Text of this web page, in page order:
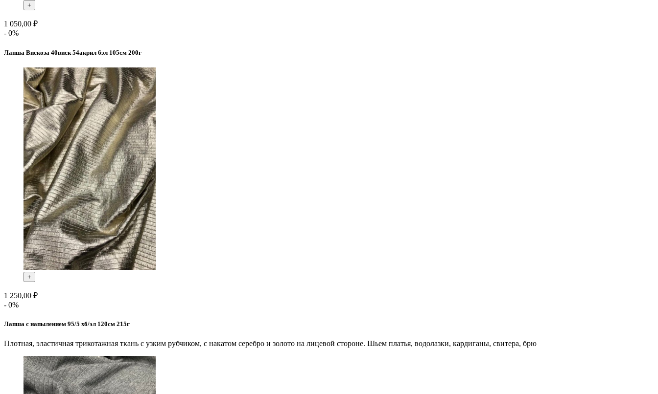
+
1 050,00 ₽
- 0%
Лапша Вискоза 40виск 54акрил 6эл 105см 200г
+
1 250,00 ₽
- 0%
Лапша с напылением 95/5 хб/эл 120см 215г
Плотная, эластичная трикотажная ткань с узким рубчиком, с накатом серебро и золото на лицевой стороне. Шьем платья, водолазки, кардиганы, свитера, брю